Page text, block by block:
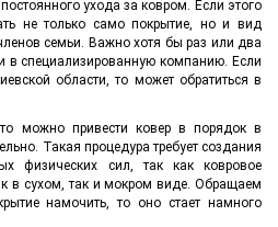
ухода за ковром. Если этого
не только само покрытие, но и вид
семьи. Важно хотя бы раз или два
в специализированную компанию. Если
области, то может обратиться в
можно привести ковер в порядок в
Такая процедура требует создания
физических сил, так как ковровое
в сухом, так и мокром виде. Обращаем
намочить, то оно стает намного